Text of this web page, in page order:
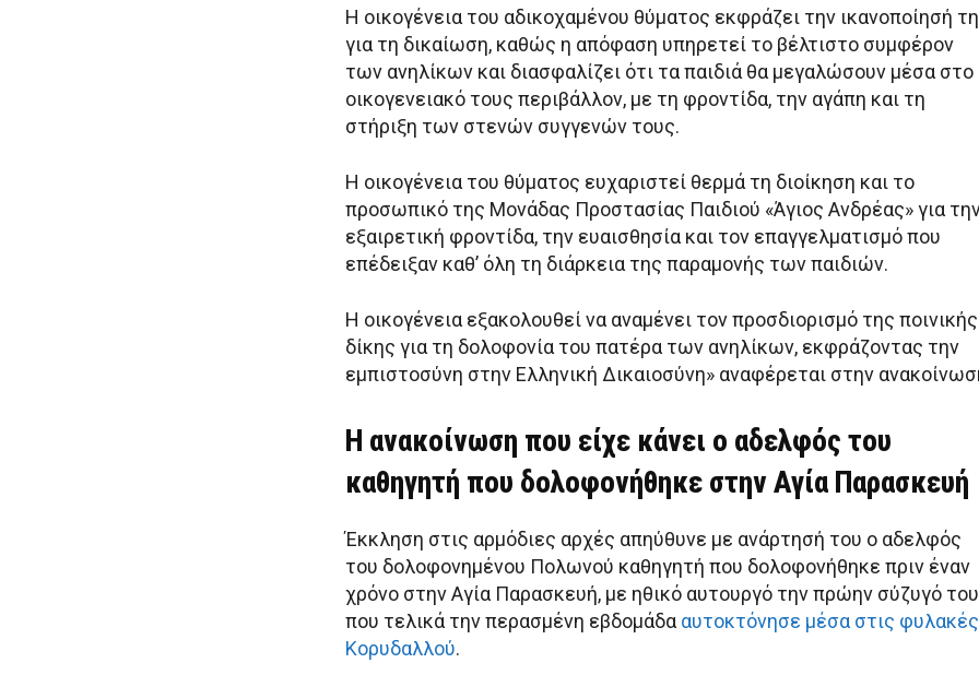
Η οικογένεια του αδικοχαμένου θύματος εκφράζει την ικανοποίησή
για τη δικαίωση, καθώς η απόφαση υπηρετεί το βέλτιστο συμφέρον
των ανηλίκων και διασφαλίζει ότι τα παιδιά θα μεγαλώσουν μέσα στο
οικογενειακό τους περιβάλλον, με τη φροντίδα, την αγάπη και τη
στήριξη των στενών συγγενών τους.
Η οικογένεια του θύματος ευχαριστεί θερμά τη διοίκηση και το
προσωπικό της Μονάδας Προστασίας Παιδιού «Άγιος Ανδρέας» για
εξαιρετική φροντίδα, την ευαισθησία και τον επαγγελματισμό που
επέδειξαν καθ’ όλη τη διάρκεια της παραμονής των παιδιών.
Η οικογένεια εξακολουθεί να αναμένει τον προσδιορισμό της ποινικής
δίκης για τη δολοφονία του πατέρα των ανηλίκων, εκφράζοντας την
εμπιστοσύνη στην Ελληνική Δικαιοσύνη» αναφέρεται στην
Η ανακοίνωση που είχε κάνει ο αδελφός του
καθηγητή που δολοφονήθηκε στην Αγία Παρασκευή
Έκκληση στις αρμόδιες αρχές απηύθυνε με ανάρτησή του ο αδελφός
του δολοφονημένου Πολωνού καθηγητή που δολοφονήθηκε πριν έναν
χρόνο στην Αγία Παρασκευή, με ηθικό αυτουργό την πρώην σύζυγό του
που τελικά την περασμένη εβδομάδα αυτοκτόνησε μέσα στις φυλακές
Κορυδαλλού.